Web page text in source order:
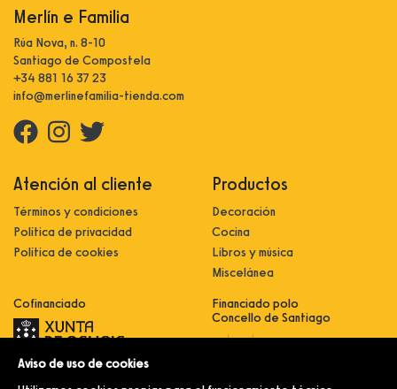
Merlín e Familia
Rúa Nova, n. 8-10
Santiago de Compostela
+34 881 16 37 23
info@merlinefamilia-tienda.com
Atención al cliente
Términos y condiciones
Política de privacidad
Política de cookies
Productos
Decoración
Cocina
Libros y música
Miscelánea
Cofinanciado
Innovación, dixitalización e
Financiado polo
Concello de Santiago
Aviso de uso de cookies